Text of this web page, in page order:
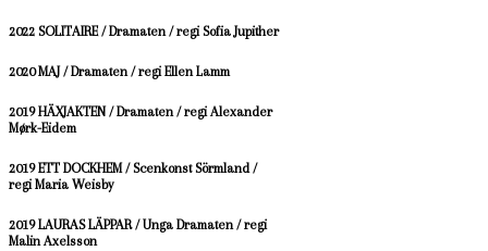
2022 SOLITAIRE / Dramaten / regi Sofia Jupither
2020 MAJ / Dramaten / regi Ellen Lamm
2019 HÄXJAKTEN / Dramaten / regi Alexander
Mørk-Eidem
2019 ETT DOCKHEM / Scenkonst Sörmland /
regi Maria Weisby
2019 LAURAS LÄPPAR / Unga Dramaten / regi
Malin Axelsson